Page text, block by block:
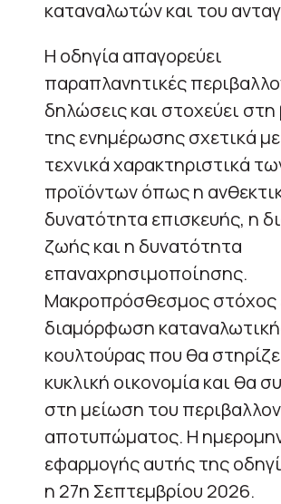
καταναλωτών και του
Η οδηγία απαγορεύει
παραπλανητικές
δηλώσεις και στοχεύει
της ενημέρωσης σχετικά
τεχνικά χαρακτηριστικά
προϊόντων όπως η
δυνατότητα επισκευής, η
ζωής και η δυνατότητα
επαναχρησιμοποίησης.
Μακροπρόσθεσμος στόχος
διαμόρφωση
κουλτούρας που θα
κυκλική οικονομία και θα
στη μείωση του
αποτυπώματος. Η
εφαρμογής αυτής της
η 27η Σεπτεμβρίου 2026.